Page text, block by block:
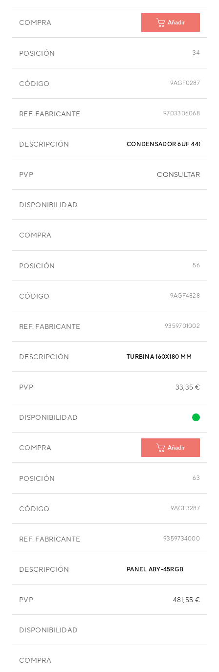
COMPRA Añadir
POSICIÓN 34
CÓDIGO 9AGF0287
REF. FABRICANTE 9703306068
DESCRIPCIÓN
PVP CONSULTAR
DISPONIBILIDAD
COMPRA
POSICIÓN 56
CÓDIGO 9AGF4828
REF. FABRICANTE 9359701002
DESCRIPCIÓN TURBINA 160X180 MM
PVP 33,35 €
DISPONIBILIDAD
COMPRA Añadir
POSICIÓN 63
CÓDIGO 9AGF3287
REF. FABRICANTE 9359734000
DESCRIPCIÓN PANEL ABY-45RGB
PVP 481,55 €
DISPONIBILIDAD
COMPRA